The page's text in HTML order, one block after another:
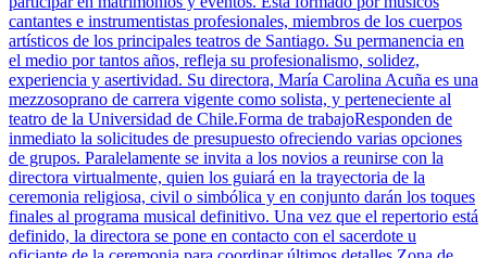
cantantes e instrumentistas profesionales, miembros de los cuerpos
artísticos de los principales teatros de Santiago. Su permanencia en
el medio por tantos años, refleja su profesionalismo, solidez,
experiencia y asertividad. Su directora, María Carolina Acuña es una
mezzosoprano de carrera vigente como solista, y perteneciente al
teatro de la Universidad de Chile.Forma de trabajoResponden de
inmediato la solicitudes de presupuesto ofreciendo varias opciones
de grupos. Paralelamente se invita a los novios a reunirse con la
directora virtualmente, quien los guiará en la trayectoria de la
ceremonia religiosa, civil o simbólica y en conjunto darán los toques
finales al programa musical definitivo. Una vez que el repertorio está
definido, la directora se pone en contacto con el sacerdote u